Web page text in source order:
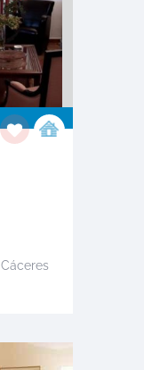
Cáceres